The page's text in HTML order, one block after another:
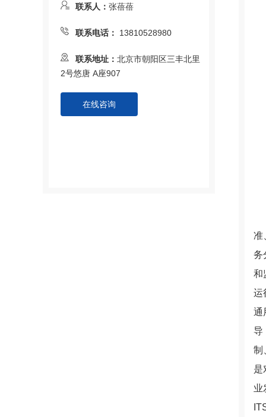
联系人： 张蓓蓓
联系电话： 13810528980
联系地址： 北京市朝阳区三丰北里
2号悠唐 A座907
在线咨询
准
务
和
运
通
导
制
是
业